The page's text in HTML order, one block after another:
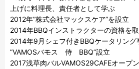
上げに料理長、責任者として学ぶ
2012年”株式会社マックスケア”を設立
2014年BBQインストラクターの資格を
2014年9月シェフ付きBBQケータリング
”VAMOSバモス　侍　BBQ”設立
2017浅草肉バルVAMOS29CAFEオープン